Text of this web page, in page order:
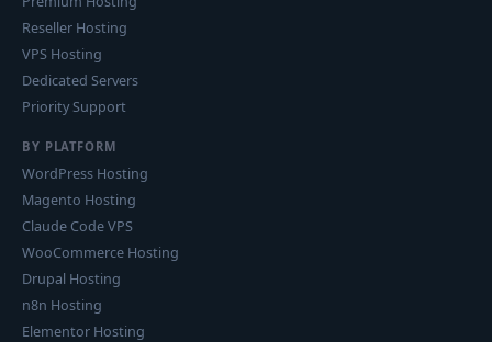
Reseller Hosting
VPS Hosting
Dedicated Servers
Priority Support
BY PLATFORM
WordPress Hosting
Magento Hosting
Claude Code VPS
WooCommerce Hosting
Drupal Hosting
n8n Hosting
Elementor Hosting